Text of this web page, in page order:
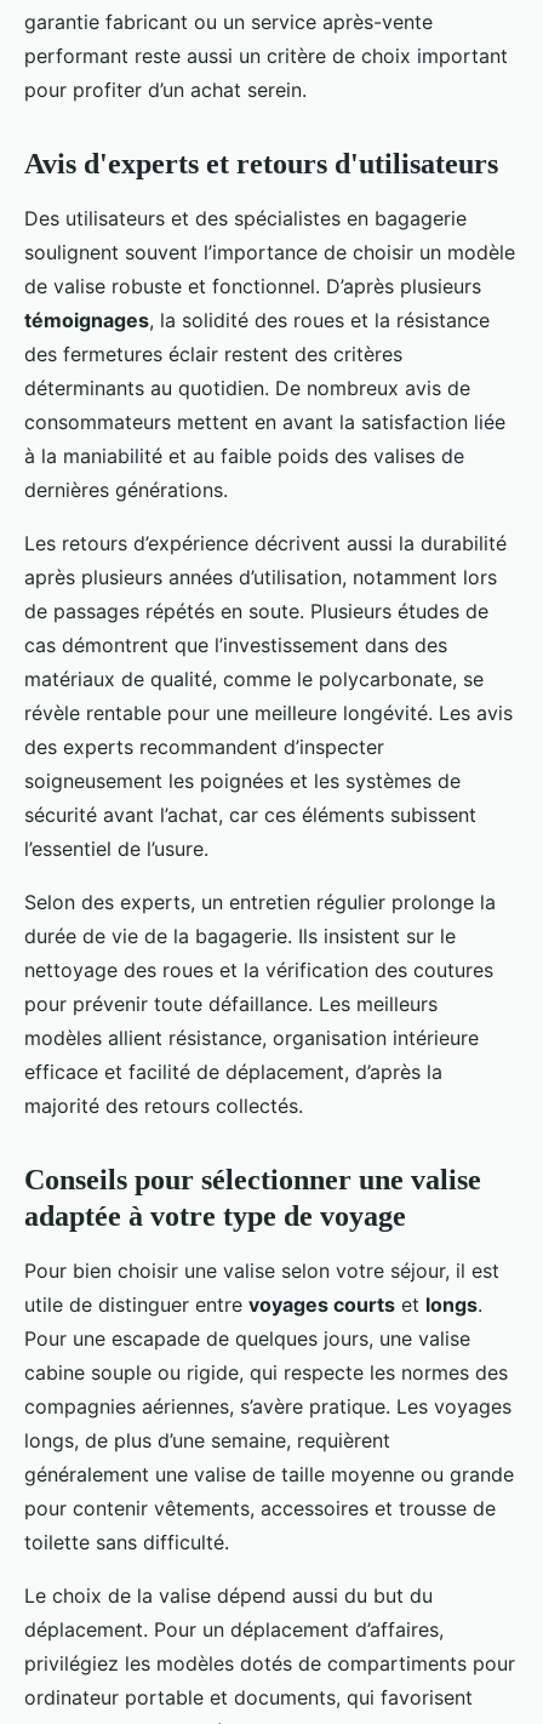
garantie fabricant ou un service après-vente
performant reste aussi un critère de choix important
pour profiter d’un achat serein.
Avis d'experts et retours d'utilisateurs
Des utilisateurs et des spécialistes en bagagerie
soulignent souvent l’importance de choisir un modèle
de valise robuste et fonctionnel. D’après plusieurs
témoignages, la solidité des roues et la résistance
des fermetures éclair restent des critères
déterminants au quotidien. De nombreux avis de
consommateurs mettent en avant la satisfaction liée
à la maniabilité et au faible poids des valises de
dernières générations.
Les retours d’expérience décrivent aussi la durabilité
après plusieurs années d’utilisation, notamment lors
de passages répétés en soute. Plusieurs études de
cas démontrent que l’investissement dans des
matériaux de qualité, comme le polycarbonate, se
révèle rentable pour une meilleure longévité. Les avis
des experts recommandent d’inspecter
soigneusement les poignées et les systèmes de
sécurité avant l’achat, car ces éléments subissent
l’essentiel de l’usure.
Selon des experts, un entretien régulier prolonge la
durée de vie de la bagagerie. Ils insistent sur le
nettoyage des roues et la vérification des coutures
pour prévenir toute défaillance. Les meilleurs
modèles allient résistance, organisation intérieure
efficace et facilité de déplacement, d’après la
majorité des retours collectés.
Conseils pour sélectionner une valise
adaptée à votre type de voyage
Pour bien choisir une valise selon votre séjour, il est
utile de distinguer entre voyages courts et longs.
Pour une escapade de quelques jours, une valise
cabine souple ou rigide, qui respecte les normes des
compagnies aériennes, s’avère pratique. Les voyages
longs, de plus d’une semaine, requièrent
généralement une valise de taille moyenne ou grande
pour contenir vêtements, accessoires et trousse de
toilette sans difficulté.
Le choix de la valise dépend aussi du but du
déplacement. Pour un déplacement d’affaires,
privilégiez les modèles dotés de compartiments pour
ordinateur portable et documents, qui favorisent